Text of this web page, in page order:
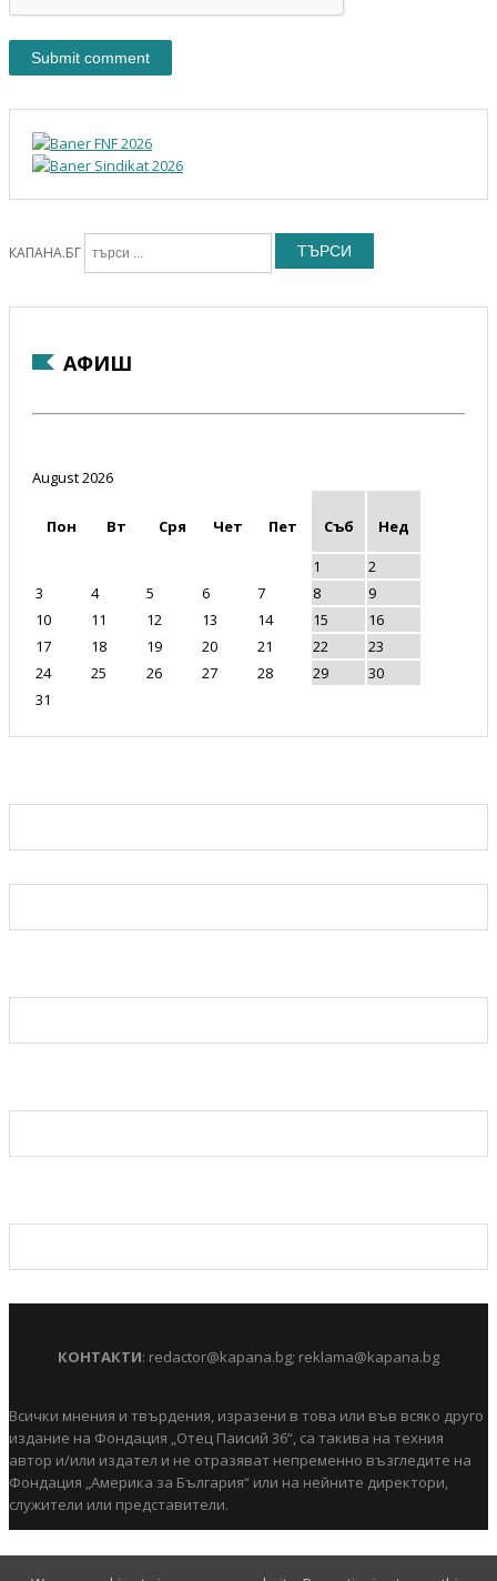
КАПАНА.БГ ТЪРСИ
АФИШ
August 2026
Пон Вт Сря Чет Пет Съб
Нед
1
2
3
4 5 6 7 8
9
10
11 12 13 14 15
16
17
18 19 20 21 22
23
24
25 26 27 28 29
30
31
КОНТАКТИ: redactor@kapana.bg; reklama@kapana.bg
Всички мнения и твърдения, изразени в това или във всяко друго
издание на Фондация „Отец Паисий 36“, са такива на техния
автор и/или издател и не отразяват непременно възгледите на
Фондация „Америка за България“ или на нейните директори,
служители или представители.